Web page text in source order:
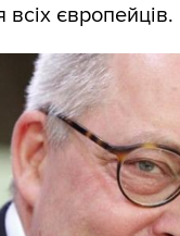
всіх європейців.